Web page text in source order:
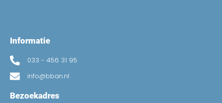
Informatie
033 - 456 31 95
info@bban.nl
Bezoekadres